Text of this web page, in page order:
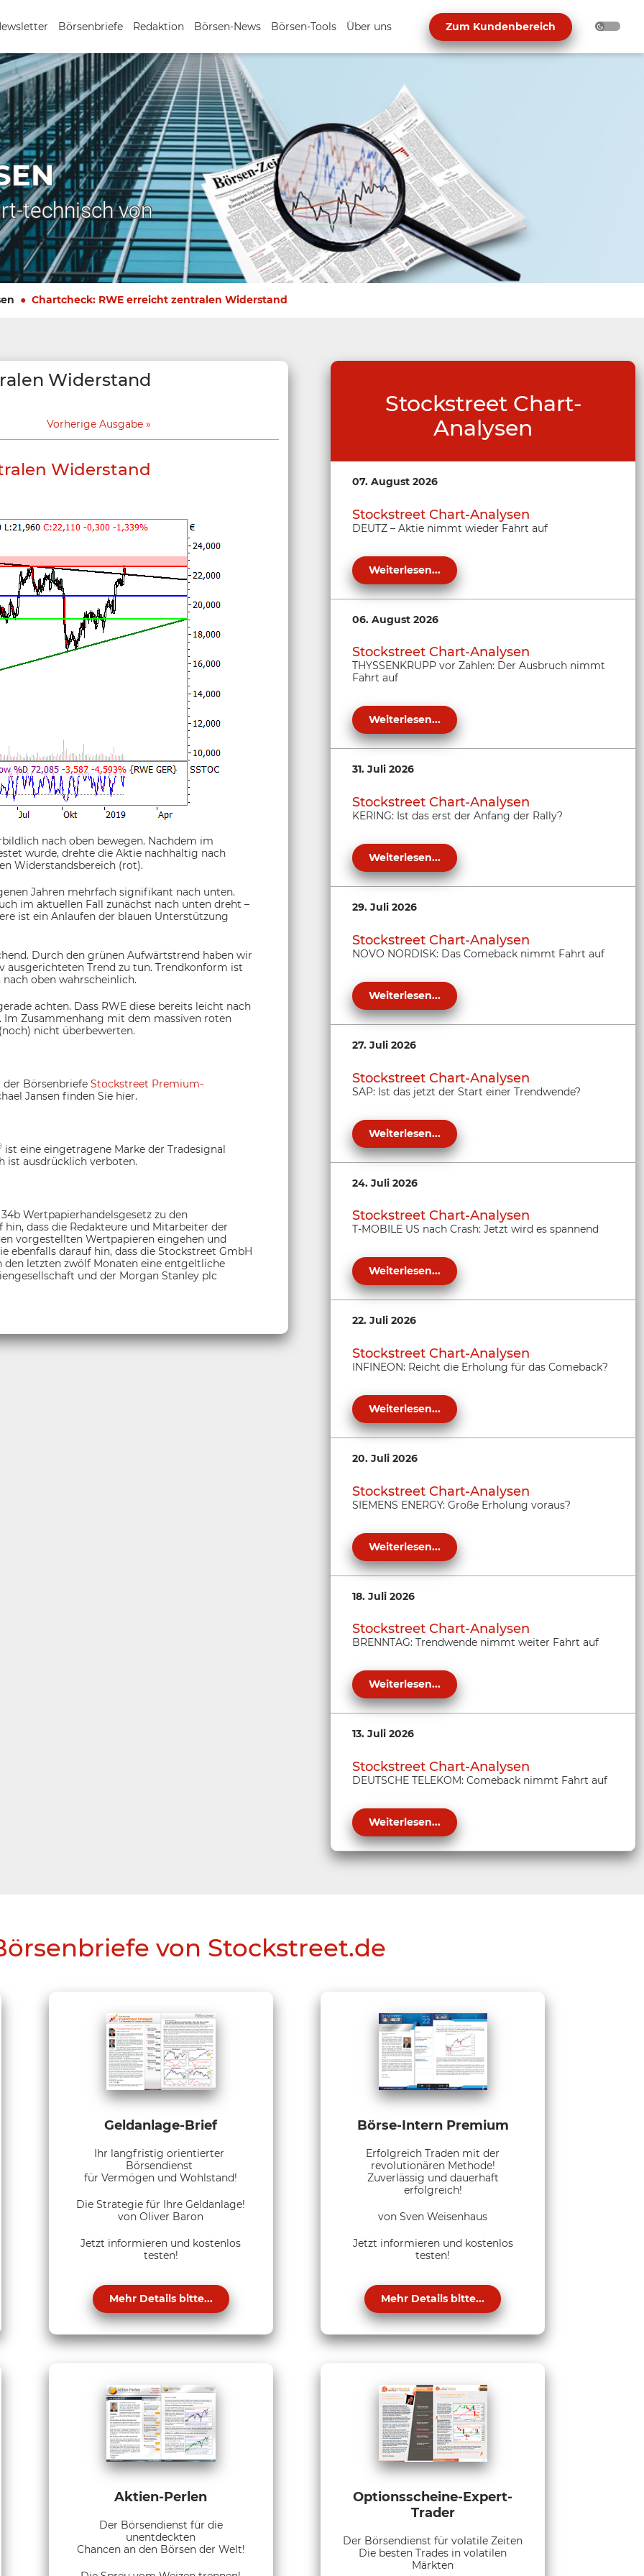
Börsenbriefe Redaktion Börsen-News Börsen-Tools Über uns Zum Kundenbereich
technisch von
Chartcheck: RWE erreicht zentralen Widerstand
Widerstand
Vorherige Ausgabe
Widerstand
nach oben bewegen. Nachdem im
wurde, drehte die Aktie nachhaltig nach
Widerstandsbereich (rot).
Jahren mehrfach signifikant nach unten.
im aktuellen Fall zunächst nach unten dreht –
ist ein Anlaufen der blauen Unterstützung
Durch den grünen Aufwärtstrend haben wir
Trend zu tun. Trendkonform ist
oben wahrscheinlich.
achten. Dass RWE diese bereits leicht nach
Im Zusammenhang mit dem massiven roten
nicht überbewerten.
der Börsenbriefe Stockstreet Premium-
Jansen finden Sie hier.
ist eine eingetragene Marke der Tradesignal
ist ausdrücklich verboten.
Wertpapierhandelsgesetz zu den
dass die Redakteure und Mitarbeiter der
vorgestellten Wertpapieren eingehen und
ebenfalls darauf hin, dass die Stockstreet GmbH
letzten zwölf Monaten eine entgeltliche
und der Morgan Stanley plc
Stockstreet Chart-
Analysen
07. August 2026
Stockstreet Chart-Analysen
DEUTZ – Aktie nimmt wieder Fahrt auf
Weiterlesen...
06. August 2026
Stockstreet Chart-Analysen
THYSSENKRUPP vor Zahlen: Der Ausbruch nimmt
Fahrt auf
Weiterlesen...
31. Juli 2026
Stockstreet Chart-Analysen
KERING: Ist das erst der Anfang der Rally?
Weiterlesen...
29. Juli 2026
Stockstreet Chart-Analysen
NOVO NORDISK: Das Comeback nimmt Fahrt auf
Weiterlesen...
27. Juli 2026
Stockstreet Chart-Analysen
SAP: Ist das jetzt der Start einer Trendwende?
Weiterlesen...
24. Juli 2026
Stockstreet Chart-Analysen
T-MOBILE US nach Crash: Jetzt wird es spannend
Weiterlesen...
22. Juli 2026
Stockstreet Chart-Analysen
INFINEON: Reicht die Erholung für das Comeback?
Weiterlesen...
20. Juli 2026
Stockstreet Chart-Analysen
SIEMENS ENERGY: Große Erholung voraus?
Weiterlesen...
18. Juli 2026
Stockstreet Chart-Analysen
BRENNTAG: Trendwende nimmt weiter Fahrt auf
Weiterlesen...
13. Juli 2026
Stockstreet Chart-Analysen
DEUTSCHE TELEKOM: Comeback nimmt Fahrt auf
Weiterlesen...
von Stockstreet.de
Geldanlage-Brief
Ihr langfristig orientierter
Börsendienst
für Vermögen und Wohlstand!
Die Strategie für Ihre Geldanlage!
von Oliver Baron
Jetzt informieren und kostenlos
testen!
Mehr Details bitte...
Börse-Intern Premium
Erfolgreich Traden mit der
revolutionären Methode!
Zuverlässig und dauerhaft
erfolgreich!
von Sven Weisenhaus
Jetzt informieren und kostenlos
testen!
Mehr Details bitte...
Aktien-Perlen
Der Börsendienst für die
unentdeckten
Chancen an den Börsen der Welt!
Optionsscheine-Expert-
Trader
Der Börsendienst für volatile Zeiten
Die besten Trades in volatilen
Märkten